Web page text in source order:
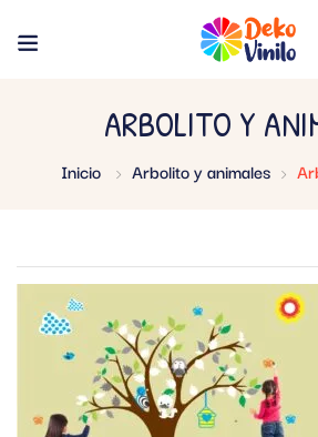
ARBOLITO Y
Inicio Arbolito y animales